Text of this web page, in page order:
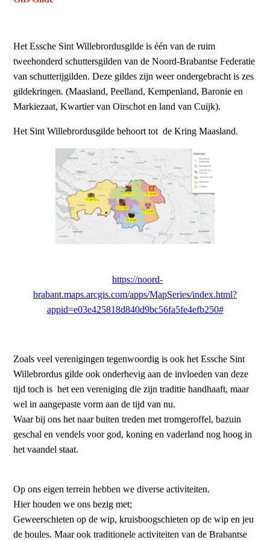
Het Essche Sint Willebrordusgilde is één van de ruim
tweehonderd schuttersgilden van de Noord-Brabantse Federatie
van schutterijgilden. Deze gildes zijn weer ondergebracht is zes
gildekringen. (Maasland, Peelland, Kempenland, Baronie en
Markiezaat, Kwartier van Oirschot en land van Cuijk).
Het Sint Willebrordusgilde behoort tot de Kring Maasland.
https://noord-
brabant.maps.arcgis.com/apps/MapSeries/index.html?
appid=e03e425818d840d9bc56fa5fe4efb250#
Zoals veel verenigingen tegenwoordig is ook het Essche Sint
Willebrordus gilde ook onderhevig aan de invloeden van deze
tijd toch is het een vereniging die zijn traditie handhaaft, maar
wel in aangepaste vorm aan de tijd van nu.
Waar bij ons het naar buiten treden met tromgeroffel, bazuin
geschal en vendels voor god, koning en vaderland nog hoog in
het vaandel staat.
Op ons eigen terrein hebben we diverse activiteiten.
Hier houden we ons bezig met;
Geweerschieten op de wip, kruisboogschieten op de wip en jeu
de boules. Maar ook traditionele activiteiten van de Brabantse